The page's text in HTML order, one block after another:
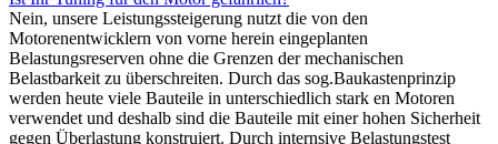
Nein, unsere Leistungssteigerung nutzt die von den
Motorenentwicklern von vorne herein eingeplanten
Belastungsreserven ohne die Grenzen der mechanischen
Belastbarkeit zu überschreiten. Durch das sog.Baukastenprinzip
werden heute viele Bauteile in unterschiedlich stark en Motoren
verwendet und deshalb sind die Bauteile mit einer hohen Sicherheit
gegen Überlastung konstruiert. Durch internsive Belastungstest